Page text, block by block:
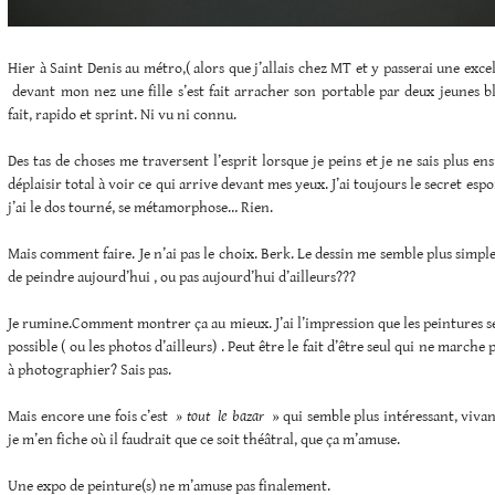
Hier à Saint Denis au métro,( alors que j’allais chez MT et y passerai une
devant mon nez une fille s’est fait arracher son portable par deux jeunes
fait, rapido et sprint. Ni vu ni connu.
Des tas de choses me traversent l’esprit lorsque je peins et je ne sais plus
déplaisir total à voir ce qui arrive devant mes yeux. J’ai toujours le secret
j’ai le dos tourné, se métamorphose… Rien.
Mais comment faire. Je n’ai pas le choix. Berk. Le dessin me semble plus
de peindre aujourd’hui , ou pas aujourd’hui d’ailleurs???
Je rumine.Comment montrer ça au mieux. J’ai l’impression que les peintures
possible ( ou les photos d’ailleurs) . Peut être le fait d’être seul qui ne marche
à photographier? Sais pas.
Mais encore une fois c’est » tout le bazar» qui semble plus intéressant,
je m’en fiche où il faudrait que ce soit théâtral, que ça m’amuse.
Une expo de peinture(s) ne m’amuse pas finalement.